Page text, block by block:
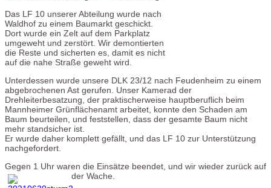
Das LF 10 unserer Abteilung wurde nach
Waldhof zu einem Baumarkt geschickt.
Dort wurde ein Zelt auf dem Parkplatz
umgeweht und zerstört. Wir demontierten
die Reste und sicherten es, damit es nicht
auf die nahe Straße geweht wird.
Unterdessen wurde unsere DLK 23/12 nach Feudenheim zu einem
abgebrochenen Ast gerufen. Unser Kamerad der
Drehleiterbesatzung, der praktischerweise hauptberuflich beim
Mannheimer Grünflächenamt arbeitet, konnte den Schaden am
Baum beurteilen, und feststellen, dass der gesamte Baum nicht
mehr standsicher ist.
Er wurde daher komplett gefällt, und das LF 10 zur Unterstützung
nachgefordert.
Gegen 1 Uhr waren die Einsätze beendet, und wir wieder zurück auf
der Wache.